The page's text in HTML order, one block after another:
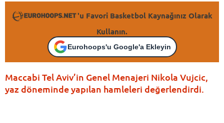
'u Favori Basketbol Kaynağınız Olarak
Kullanın.
Eurohoops'u Google'a Ekleyin
Maccabi Tel Aviv’in Genel Menajeri Nikola Vujcic,
yaz döneminde yapılan hamleleri değerlendirdi.